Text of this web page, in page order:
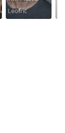
Leofric